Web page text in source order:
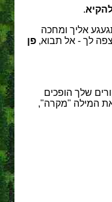
.
אליך ומחכה
לך - אל תבוא, פן
שלך הופכים
המילה "מקרה",